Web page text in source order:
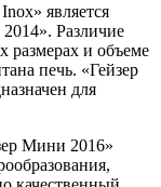
является
Различие
размерах и объеме
печь. «Гейзер
для
Мини 2016»